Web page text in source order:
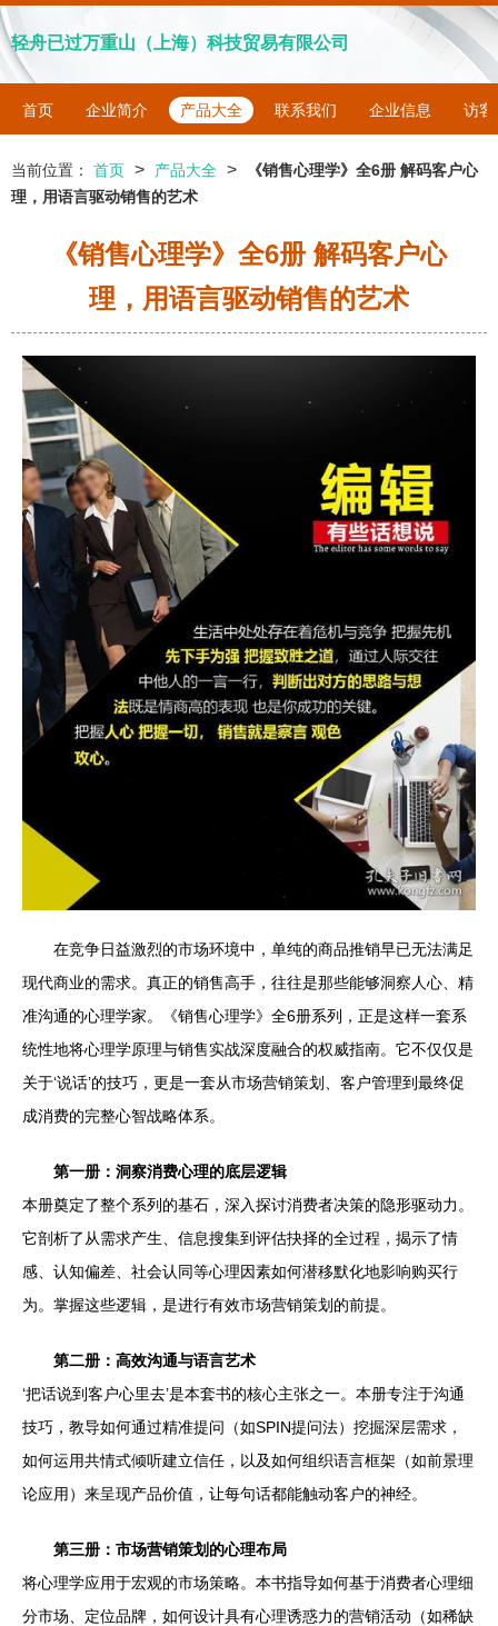
轻舟已过万重山（上海）科技贸易有限公司
首页 企业简介 产品大全 联系我们 企业信息 访客
当前位置： 首页 > 产品大全 >
《销售心理学》全6册 解码客户心
理，用语言驱动销售的艺术
《销售心理学》全6册 解码客户心
理，用语言驱动销售的艺术
在竞争日益激烈的市场环境中，单纯的商品推销早已无法满足
现代商业的需求。真正的销售高手，往往是那些能够洞察人心、精
准沟通的心理学家。《销售心理学》全6册系列，正是这样一套系
统性地将心理学原理与销售实战深度融合的权威指南。它不仅仅是
关于‘说话’的技巧，更是一套从市场营销策划、客户管理到最终促
成消费的完整心智战略体系。
第一册：洞察消费心理的底层逻辑
本册奠定了整个系列的基石，深入探讨消费者决策的隐形驱动力。
它剖析了从需求产生、信息搜集到评估抉择的全过程，揭示了情
感、认知偏差、社会认同等心理因素如何潜移默化地影响购买行
为。掌握这些逻辑，是进行有效市场营销策划的前提。
第二册：高效沟通与语言艺术
‘把话说到客户心里去’是本套书的核心主张之一。本册专注于沟通
技巧，教导如何通过精准提问（如SPIN提问法）挖掘深层需求，
如何运用共情式倾听建立信任，以及如何组织语言框架（如前景理
论应用）来呈现产品价值，让每句话都能触动客户的神经。
第三册：市场营销策划的心理布局
将心理学应用于宏观的市场策略。本书指导如何基于消费者心理细
分市场、定位品牌，如何设计具有心理诱惑力的营销活动（如稀缺